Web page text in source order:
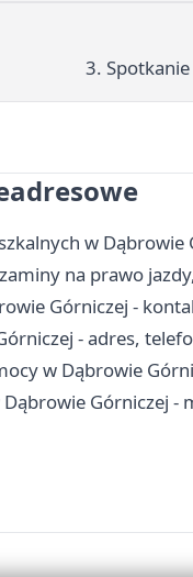
3.
w
na prawo
Górniczej -
- adres,
w Dąbrowie
Górniczej -